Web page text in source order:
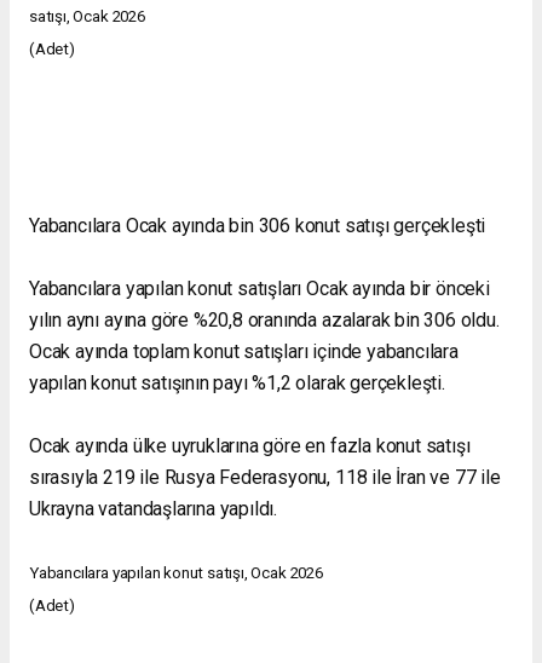
satışı, Ocak 2026
(Adet)
Yabancılara Ocak ayında bin 306 konut satışı gerçekleşti
Yabancılara yapılan konut satışları Ocak ayında bir önceki
yılın aynı ayına göre %20,8 oranında azalarak bin 306 oldu.
Ocak ayında toplam konut satışları içinde yabancılara
yapılan konut satışının payı %1,2 olarak gerçekleşti.
Ocak ayında ülke uyruklarına göre en fazla konut satışı
sırasıyla 219 ile Rusya Federasyonu, 118 ile İran ve 77 ile
Ukrayna vatandaşlarına yapıldı.
Yabancılara yapılan konut satışı, Ocak 2026
(Adet)